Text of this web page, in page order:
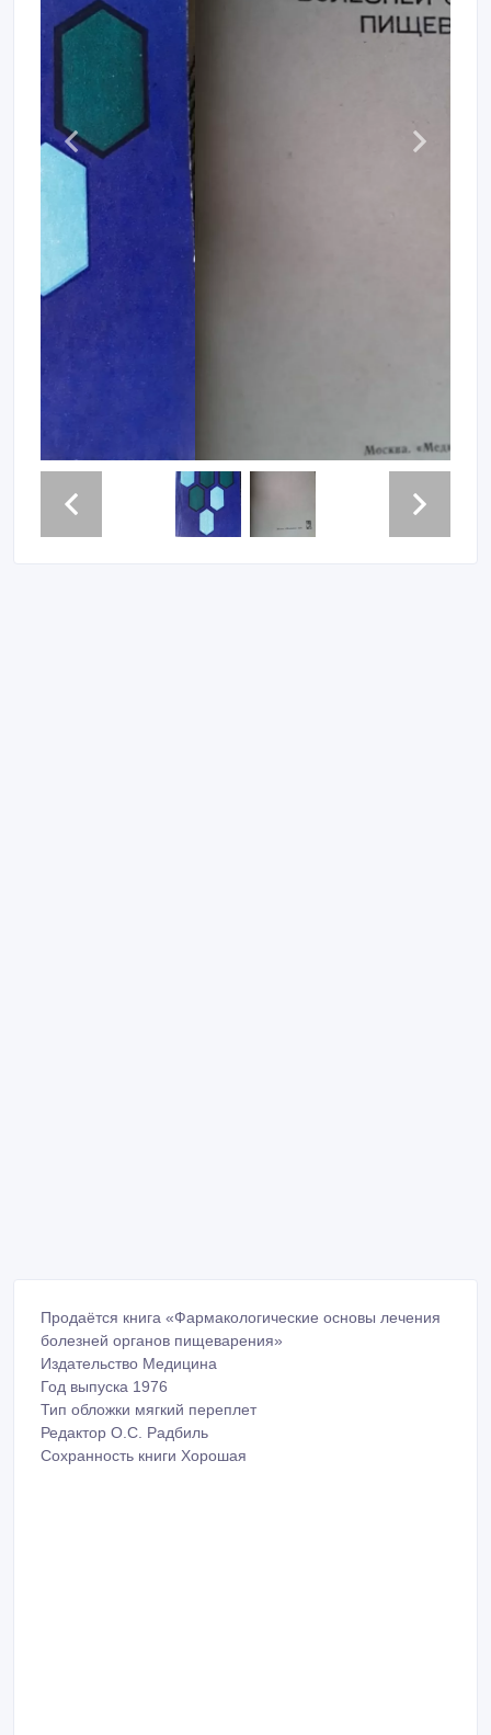
Продаётся книга «Фармакологические основы лечения
болезней органов пищеварения»
Издательство Медицина
Год выпуска 1976
Тип обложки мягкий переплет